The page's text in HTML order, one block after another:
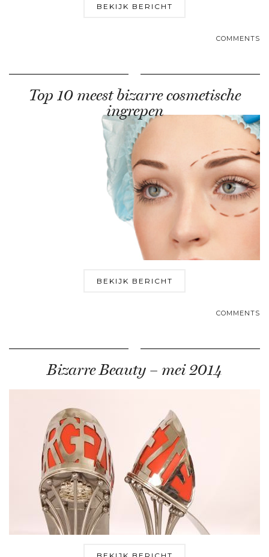
BEKIJK BERICHT
COMMENTS
Top 10 meest bizarre cosmetische
ingrepen
BEKIJK BERICHT
COMMENTS
Bizarre Beauty – mei 2014